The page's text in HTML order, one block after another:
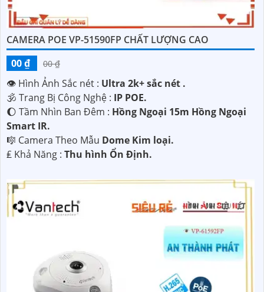
CAMERA POE VP-51590FP CHẤT LƯỢNG CAO
00 ₫
00 ₫
👁 Hình Ảnh Sắc nét : Ultra 2k+ sắc nét .
🕉️ Trang Bị Công Nghệ : IP POE.
🌔 Tầm Nhìn Ban Đêm : Hồng Ngoại 15m Hồng Ngoại
Smart IR.
🎼️ Camera Theo Mẫu Dome Kim loại.
️₤ Khả Năng : Thu hình Ổn Định.